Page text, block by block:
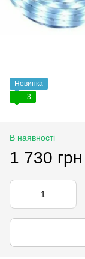
Новинка
3
В наявності
1 730 грн